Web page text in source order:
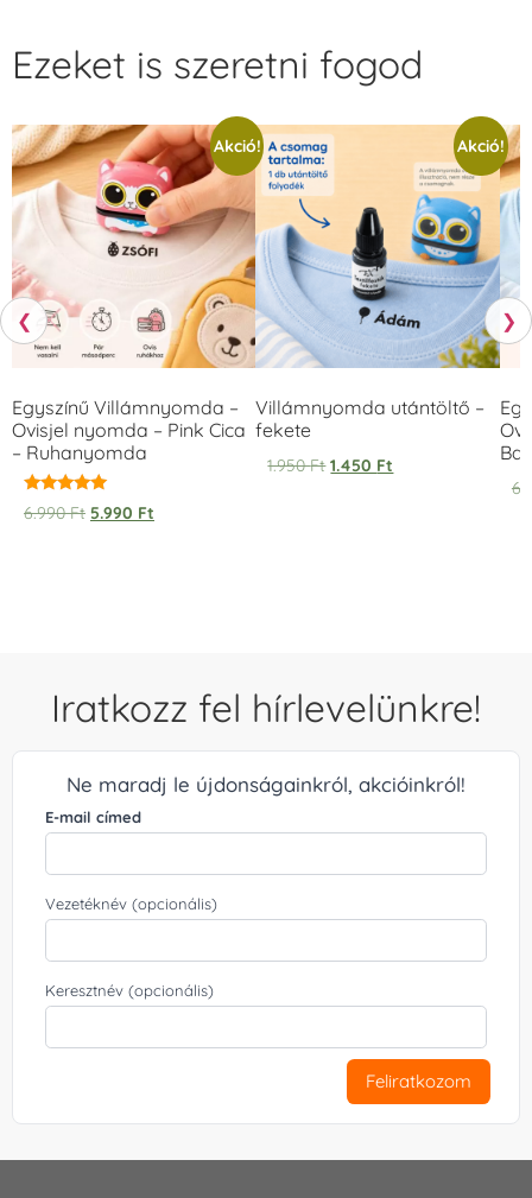
❮
Ezeket is szeretni fogod
Akció!
Egyszínű Villámnyomda –
Ovisjel nyomda – Pink Cica
– Ruhanyomda
Értékelés:
5.00
6.990Ft 5.990 Ft
Akció!
Villámnyomda utántöltő –
fekete
1.950Ft 1.450 Ft
❯
Iratkozz fel hírlevelünkre!
Ne maradj le újdonságainkról, akcióinkról!
E-mail címed
Vezetéknév (opcionális)
Keresztnév (opcionális)
Feliratkozom